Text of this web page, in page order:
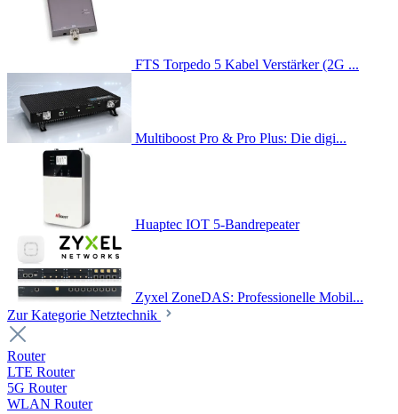
FTS Torpedo 5 Kabel Verstärker (2G ...
Multiboost Pro & Pro Plus: Die digi...
Huaptec IOT 5-Bandrepeater
Zyxel ZoneDAS: Professionelle Mobil...
Zur Kategorie Netztechnik
Router
LTE Router
5G Router
WLAN Router